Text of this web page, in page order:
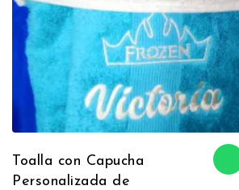
Toalla con Capucha
Personalizada de